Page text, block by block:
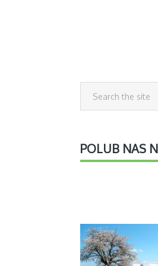
POLUB NAS